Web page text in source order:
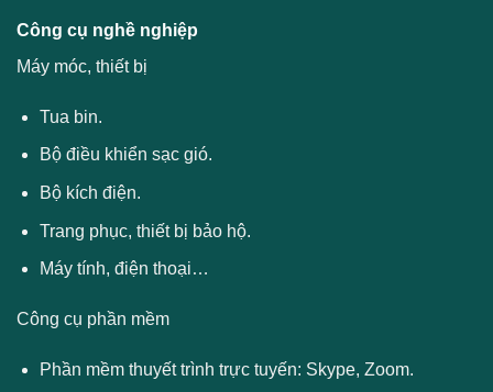
Công cụ nghề nghiệp
Máy móc, thiết bị
Tua bin.
Bộ điều khiển sạc gió.
Bộ kích điện.
Trang phục, thiết bị bảo hộ.
Máy tính, điện thoại…
Công cụ phần mềm
Phần mềm thuyết trình trực tuyến: Skype, Zoom.